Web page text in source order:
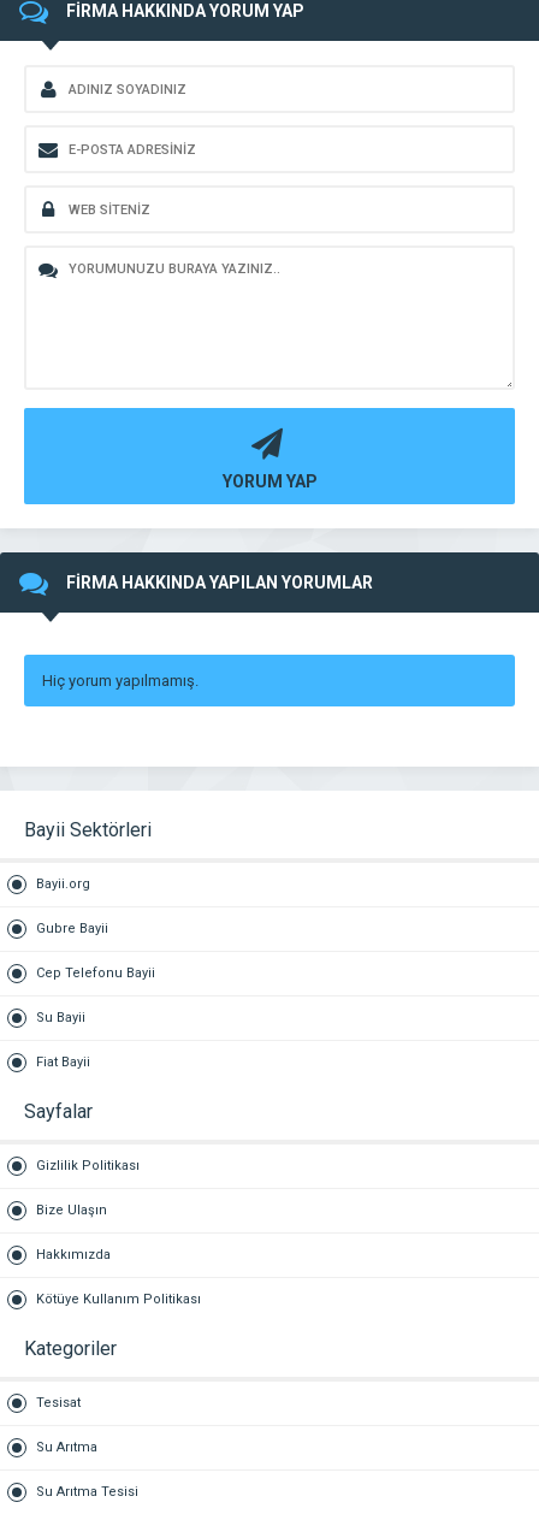
FİRMA HAKKINDA YORUM YAP
YORUM YAP
FİRMA HAKKINDA YAPILAN YORUMLAR
Hiç yorum yapılmamış.
Bayii Sektörleri
Bayii.org
Gubre Bayii
Cep Telefonu Bayii
Su Bayii
Fiat Bayii
Sayfalar
Gizlilik Politikası
Bize Ulaşın
Hakkımızda
Kötüye Kullanım Politikası
Kategoriler
Tesisat
Su Arıtma
Su Arıtma Tesisi